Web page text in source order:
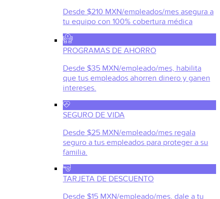
Desde $210 MXN/empleados/mes asegura a
tu equipo con 100% cobertura médica
PROGRAMAS DE AHORRO
Desde $35 MXN/empleado/mes, habilita
que tus empleados ahorren dinero y ganen
intereses.
SEGURO DE VIDA
Desde $25 MXN/empleado/mes regala
seguro a tus empleados para proteger a su
familia.
TARJETA DE DESCUENTO
Desde $15 MXN/empleado/mes, dale a tu